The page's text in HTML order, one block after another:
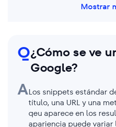
motores de búsqueda
Mostrar
Q¿Cómo se ve
Google?
ALos snippets estándar
título, una URL y una
qeu aparece en los
apariencia puede variar